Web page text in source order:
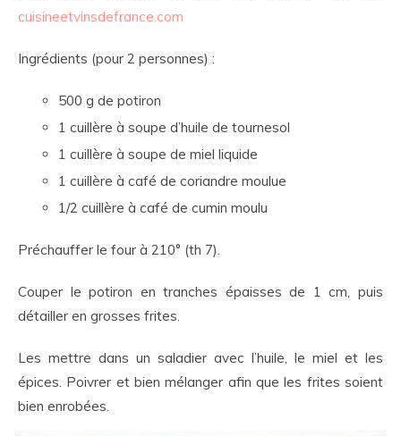
cuisineetvinsdefrance.com
Ingrédients (pour 2 personnes) :
500 g de potiron
1 cuillère à soupe d’huile de tournesol
1 cuillère à soupe de miel liquide
1 cuillère à café de coriandre moulue
1/2 cuillère à café de cumin moulu
Préchauffer le four à 210° (th 7).
Couper le potiron en tranches épaisses de 1 cm, puis
détailler en grosses frites.
Les mettre dans un saladier avec l’huile, le miel et les
épices. Poivrer et bien mélanger afin que les frites soient
bien enrobées.